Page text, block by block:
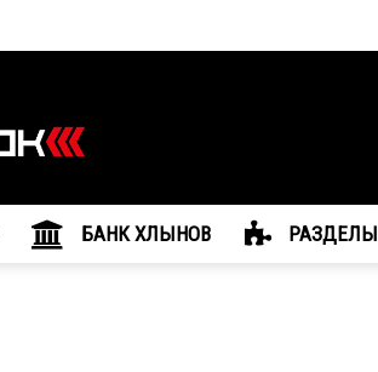
БАНК ХЛЫНОВ РАЗДЕЛЫ